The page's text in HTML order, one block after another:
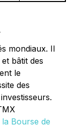
mondiaux. Il
bâtit des
le
des
la Bourse de